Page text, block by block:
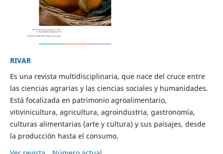
RIVAR
Es una revista multidisciplinaria, que nace del cruce entre
las ciencias agrarias y las ciencias sociales y humanidades.
Está focalizada en patrimonio agroalimentario,
vitivinicultura, agricultura, agroindustria, gastronomía,
culturas alimentarias (arte y cultura) y sus paisajes, desde
la producción hasta el consumo.